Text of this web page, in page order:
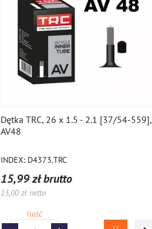
Dętka TRC, 26 x 1.5 - 2.1 [37/54-559],
AV48
INDEX: D4373.TRC
15,99 zł brutto
13,00 zł netto
Ilość